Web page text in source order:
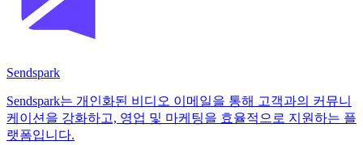
Sendspark
Sendspark는 개인화된 비디오 이메일을 통해 고객과의 커뮤니
케이션을 강화하고, 영업 및 마케팅을 효율적으로 지원하는 플
랫폼입니다.